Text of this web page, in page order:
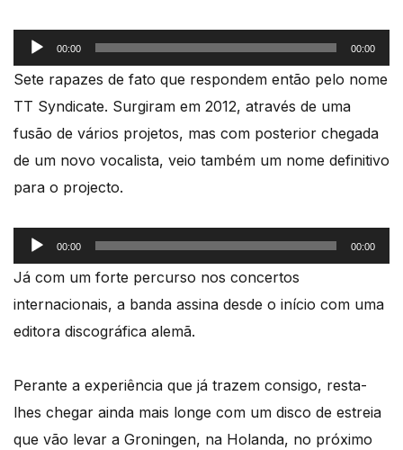
Reprodutor
de
áudio
00:00 00:00
Sete rapazes de fato que respondem então pelo nome
TT Syndicate. Surgiram em 2012, através de uma
fusão de vários projetos, mas com posterior chegada
de um novo vocalista, veio também um nome definitivo
para o projecto.
Reprodutor
de
áudio
00:00 00:00
Já com um forte percurso nos concertos
internacionais, a banda assina desde o início com uma
editora discográfica alemã.
Perante a experiência que já trazem consigo, resta-
lhes chegar ainda mais longe com um disco de estreia
que vão levar a Groningen, na Holanda, no próximo